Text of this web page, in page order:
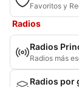
Favoritos y
Radios
Radios
Radios más
Radios por